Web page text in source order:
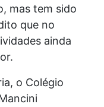
mas tem sido
que no
ainda
o Colégio